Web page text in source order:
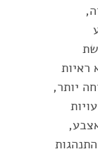
ראיות
יותר,